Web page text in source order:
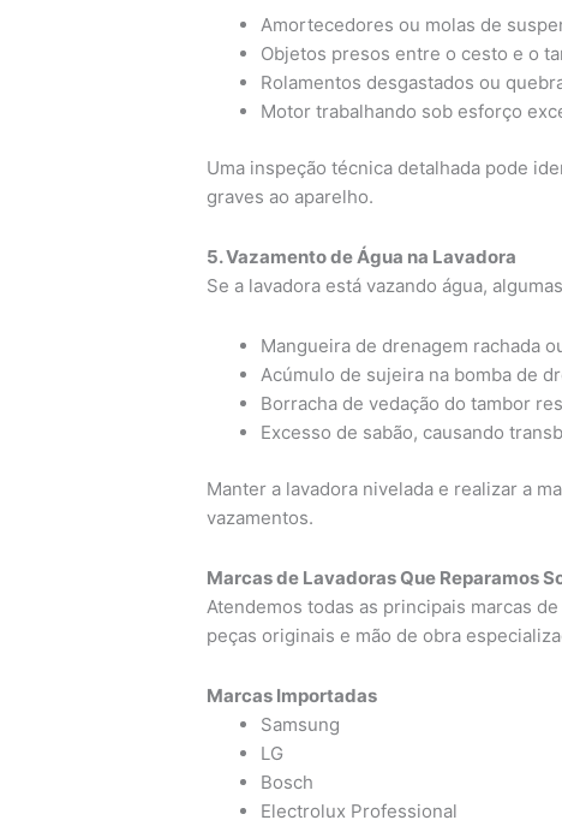
Amortecedores ou molas de
Objetos presos entre o cesto e o
Rolamentos desgastados ou
Motor trabalhando sob esforço
Uma inspeção técnica detalhada pode
graves ao aparelho.
5. Vazamento de Água na Lavadora
Se a lavadora está vazando água,
Mangueira de drenagem rachada
Acúmulo de sujeira na bomba de
Borracha de vedação do tambor
Excesso de sabão, causando
Manter a lavadora nivelada e realizar a
vazamentos.
Marcas de Lavadoras Que Reparamos
Atendemos todas as principais marcas
peças originais e mão de obra
Marcas Importadas
Samsung
LG
Bosch
Electrolux Professional